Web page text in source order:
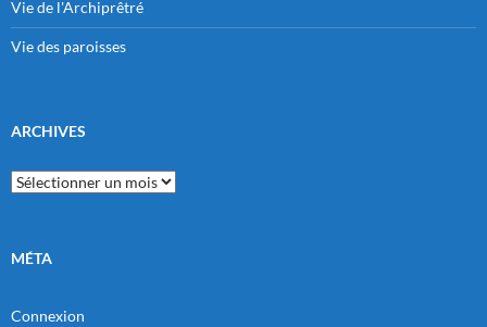
Vie de l'Archiprêtré
Vie des paroisses
ARCHIVES
Archives
MÉTA
Connexion